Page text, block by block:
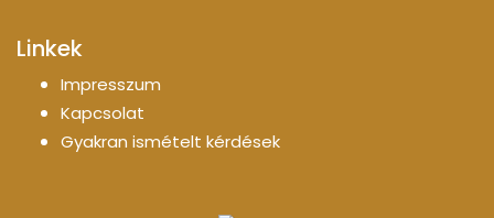
Linkek
Impresszum
Kapcsolat
Gyakran ismételt kérdések